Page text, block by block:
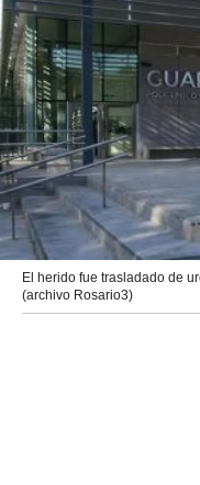
El herido fue trasladado de
(archivo Rosario3)